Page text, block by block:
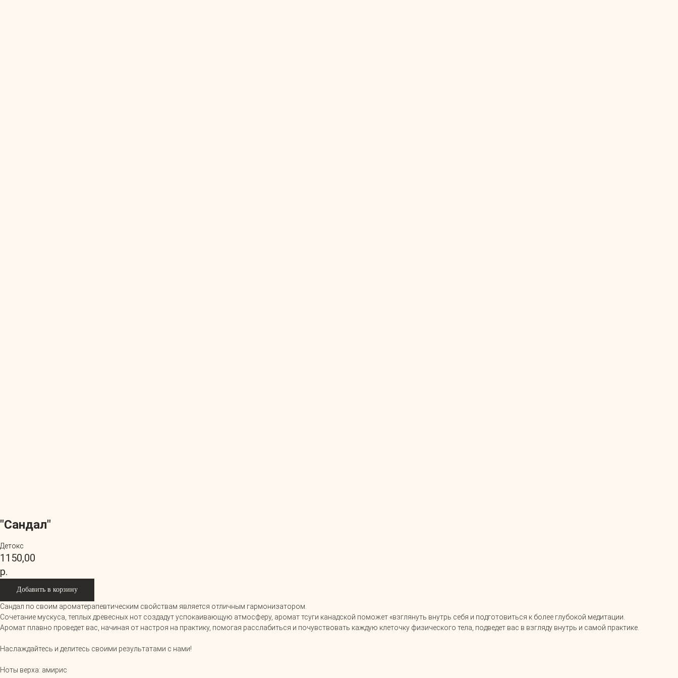
"Сандал"
Детокс
1150,00
р.
Добавить в корзину
Сандал по своим ароматерапевтическим свойствам является отличным гармонизатором.
Сочетание мускуса, теплых древесных нот создадут успокаивающую атмосферу, аромат тсуги канадской поможет «взглянуть внутрь себя и подготовиться к более глубокой медитации.
Аромат плавно проведет вас, начиная от настроя на практику, помогая расслабиться и почувствовать каждую клеточку физического тела, подведет вас в взгляду внутрь и самой практике.
Наслаждайтесь и делитесь своими результатами с нами!
Ноты верха: амирис